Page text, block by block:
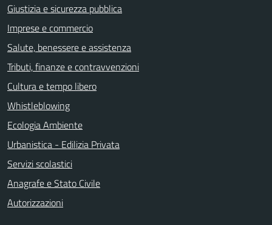
Giustizia e sicurezza pubblica
Imprese e commercio
Salute, benessere e assistenza
Tributi, finanze e contravvenzioni
Cultura e tempo libero
Whistleblowing
Ecologia Ambiente
Urbanistica - Edilizia Privata
Servizi scolastici
Anagrafe e Stato Civile
Autorizzazioni